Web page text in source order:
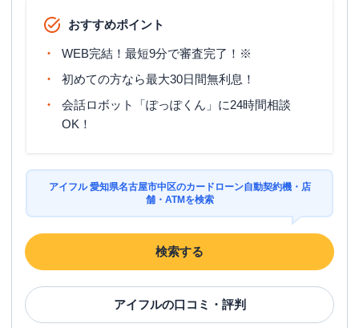
おすすめポイント
WEB完結！最短9分で審査完了！※
初めての方なら最大30日間無利息！
会話ロボット「ぽっぽくん」に24時間相談
OK！
アイフル 愛知県名古屋市中区のカードローン自動契約機・店
舗・ATMを検索
検索する
アイフルの口コミ・評判